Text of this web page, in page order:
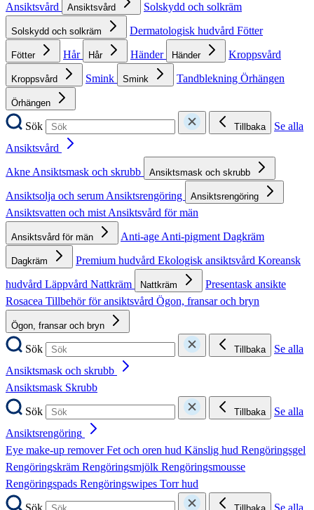
Ansiktsvård
Ansiktsvård Solskydd och solkräm
Solskydd och solkräm Dermatologisk hudvård Fötter
Fötter Hår Hår Händer Händer Kroppsvård
Kroppsvård Smink Smink Tandblekning Örhängen
Örhängen
Sök Tillbaka
Se alla
Ansiktsvård
AkneAnsiktsmask och skrubb Ansiktsmask och skrubb
Ansiktsolja och serumAnsiktsrengöring Ansiktsrengöring
Ansiktsvatten och mistAnsiktsvård för män
Ansiktsvård för män Anti-ageAnti-pigmentDagkräm
Dagkräm Premium hudvård Ekologisk ansiktsvård Koreansk
hudvård Läppvård Nattkräm Nattkräm
Presentask ansikte
Rosacea Tillbehör för ansiktsvård Ögon, fransar och bryn
Ögon, fransar och bryn
Sök Tillbaka
Se alla
Ansiktsmask och skrubb
Ansiktsmask Skrubb
Sök
Tillbaka
Se alla
Ansiktsrengöring
Eye make-up removerFet och oren hud Känslig hud Rengöringsgel
Rengöringskräm Rengöringsmjölk Rengöringsmousse
Rengöringspads Rengöringswipes Torr hud